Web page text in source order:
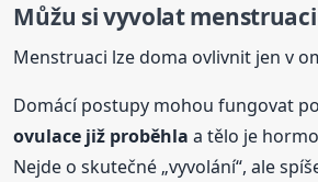
Můžu si vyvolat
Menstruaci lze doma ovlivnit jen v
Domácí postupy mohou fungovat
ovulace již proběhla a tělo je
Nejde o skutečné „vyvolání“, ale